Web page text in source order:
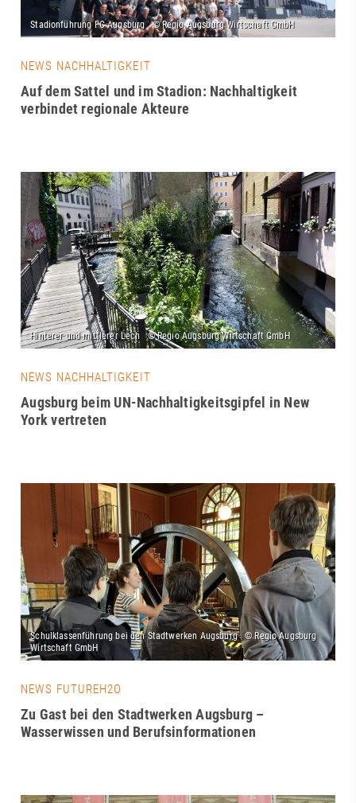
NEWS NACHHALTIGKEIT
Auf dem Sattel und im Stadion: Nachhaltigkeit
verbindet regionale Akteure
NEWS NACHHALTIGKEIT
Augsburg beim UN-Nachhaltigkeitsgipfel in New
York vertreten
NEWS FUTUREH2O
Zu Gast bei den Stadtwerken Augsburg –
Wasserwissen und Berufsinformationen